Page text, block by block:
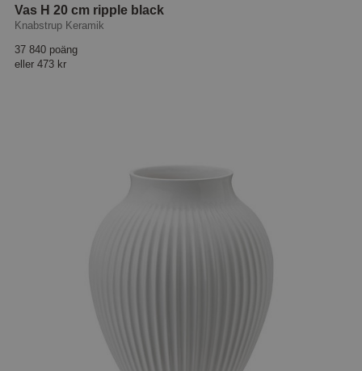
Vas H 20 cm ripple black
Knabstrup Keramik
37 840 poäng
eller 473 kr